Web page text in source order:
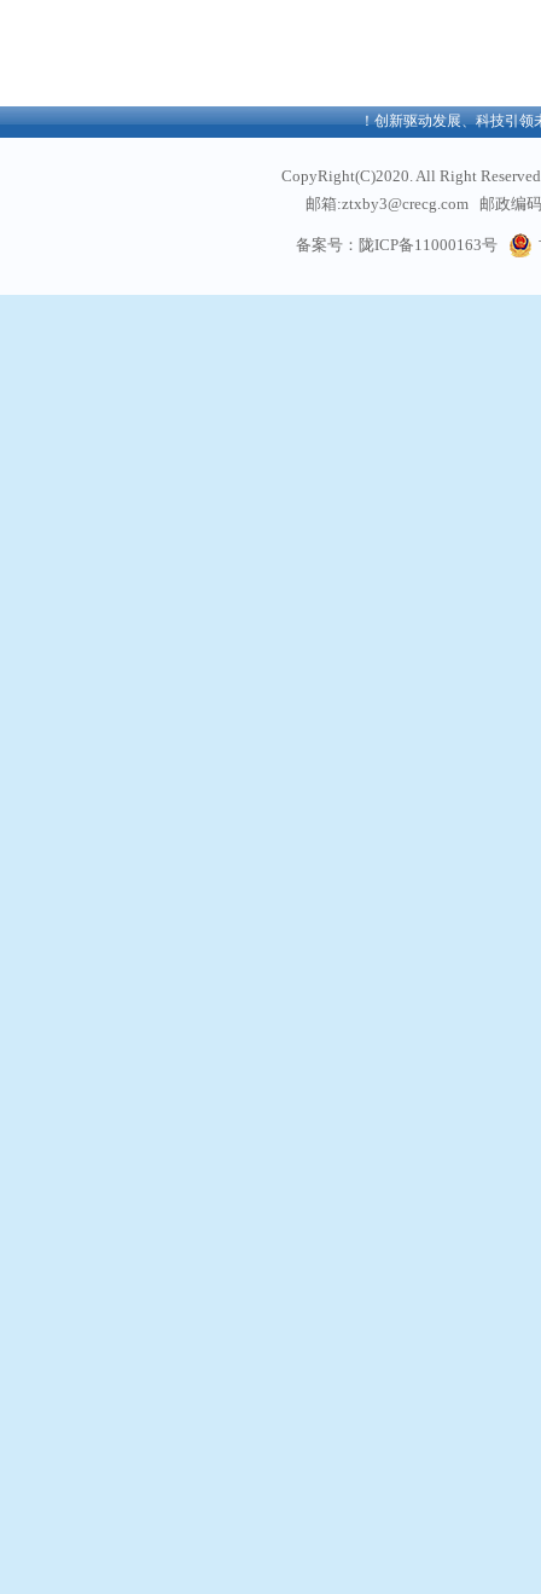
欢迎访问中铁西北科学院有限公司官方网站！创新驱动发展、科技引领未
CopyRight(C)2020. All Right
邮箱:ztxby3@crecg.com 邮政编
通信地址: 甘肃省兰
备案号：陇ICP备11000163号